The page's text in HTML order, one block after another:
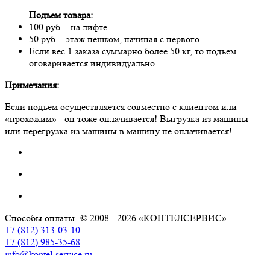
Подъем товара:
100 руб. - на лифте
50 руб. - этаж пешком, начиная с первого
Если вес 1 заказа суммарно более 50 кг, то подъем
оговаривается индивидуально.
Примечания:
Если подъем осуществляется совместно с клиентом или
«прохожим» - он тоже оплачивается! Выгрузка из машины
или перегрузка из машины в машину не оплачивается!
Способы оплаты © 2008 - 2026 «КОНТЕЛСЕРВИС»
+7 (812) 313-03-10
+7 (812) 985-35-68